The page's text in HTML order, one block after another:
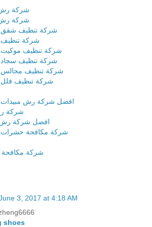
شركة رش
شركة رش
شركة تنظيف شقق
شركة تنظيف
شركة تنظيف موكيت
شركة تنظيف سجاد
شركة تنظيف مجالس
شركة تنظيف فلل
افضل شركة رش مبيدات
شركة
افضل شركة رش
شركة مكافحة حشرات
شركة مكافحة
3, 2017 at 4:18 AM
shoes